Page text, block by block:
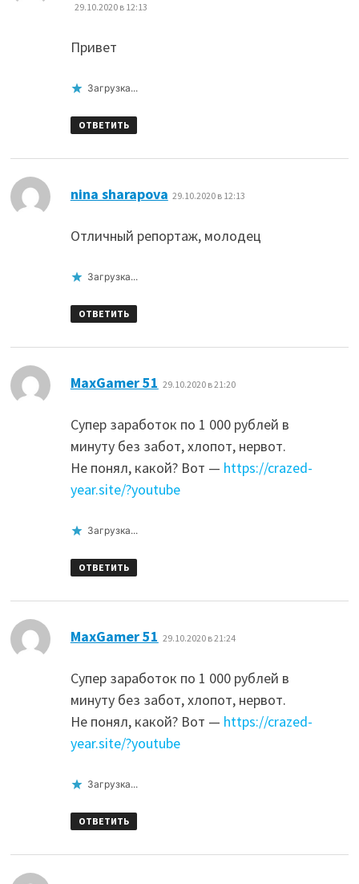
29.10.2020 в 12:13
Привет
Загрузка...
ОТВЕТИТЬ
nina sharapova 29.10.2020 в 12:13
Отличный репортаж, молодец
Загрузка...
ОТВЕТИТЬ
MaxGamer 51 29.10.2020 в 21:20
Супер заработок по 1 000 рублей в
минуту без забот, хлопот, нервот.
Не понял, какой? Вот — https://crazed-
year.site/?youtube
Загрузка...
ОТВЕТИТЬ
MaxGamer 51 29.10.2020 в 21:24
Супер заработок по 1 000 рублей в
минуту без забот, хлопот, нервот.
Не понял, какой? Вот — https://crazed-
year.site/?youtube
Загрузка...
ОТВЕТИТЬ